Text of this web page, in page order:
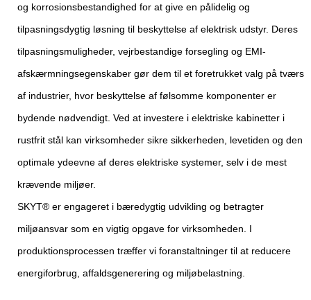
og korrosionsbestandighed for at give en pålidelig og
tilpasningsdygtig løsning til beskyttelse af elektrisk udstyr. Deres
tilpasningsmuligheder, vejrbestandige forsegling og EMI-
afskærmningsegenskaber gør dem til et foretrukket valg på tværs
af industrier, hvor beskyttelse af følsomme komponenter er
bydende nødvendigt. Ved at investere i elektriske kabinetter i
rustfrit stål kan virksomheder sikre sikkerheden, levetiden og den
optimale ydeevne af deres elektriske systemer, selv i de mest
krævende miljøer.
SKYT® er engageret i bæredygtig udvikling og betragter
miljøansvar som en vigtig opgave for virksomheden. I
produktionsprocessen træffer vi foranstaltninger til at reducere
energiforbrug, affaldsgenerering og miljøbelastning.